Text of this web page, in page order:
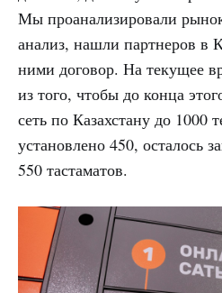
Мы проанализировали
анализ, нашли партнеров в
ними договор. На текущее
из того, чтобы до конца
сеть по Казахстану до 1000
установлено 450, осталось
550 тастаматов.